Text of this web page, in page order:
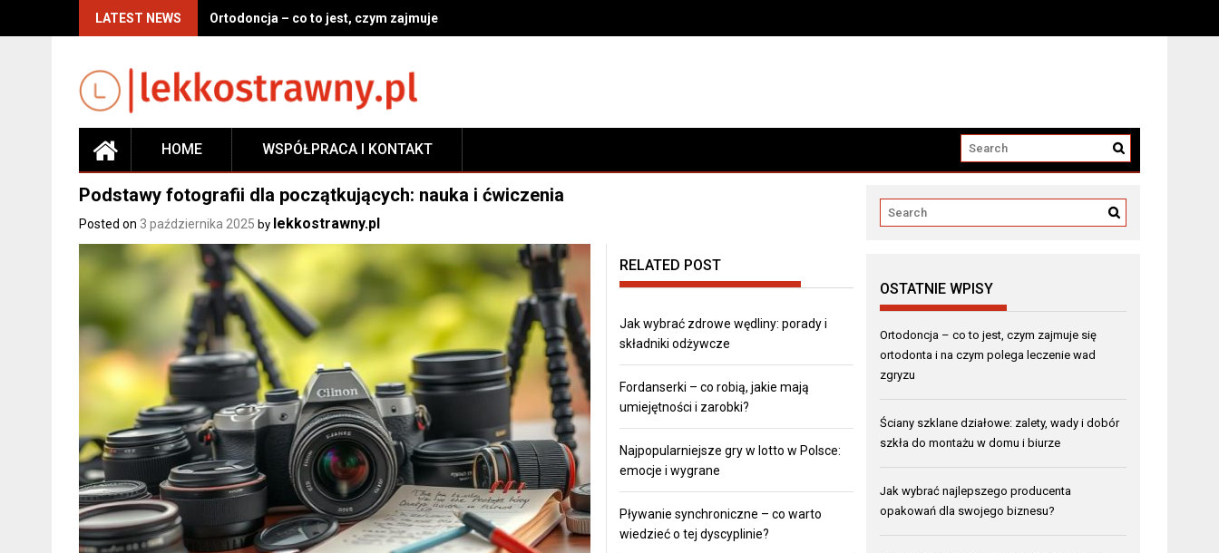
LATEST NEWS Ortodoncja – co to jest, czym zajmuje się ortodonta i na czym polega leczenie wad zgryzu
HOME WSPÓŁPRACA I KONTAKT
Podstawy fotografii dla początkujących: nauka i ćwiczenia
Posted on 3 października 2025 by lekkostrawny.pl
RELATED POST
Jak wybrać zdrowe wędliny: porady i
składniki odżywcze
Fordanserki – co robią, jakie mają
umiejętności i zarobki?
Najpopularniejsze gry w lotto w Polsce:
emocje i wygrane
Pływanie synchroniczne – co warto
wiedzieć o tej dyscyplinie?
OSTATNIE WPISY
Ortodoncja – co to jest, czym zajmuje się
ortodonta i na czym polega leczenie wad
zgryzu
Ściany szklane działowe: zalety, wady i dobór
szkła do montażu w domu i biurze
Jak wybrać najlepszego producenta
opakowań dla swojego biznesu?